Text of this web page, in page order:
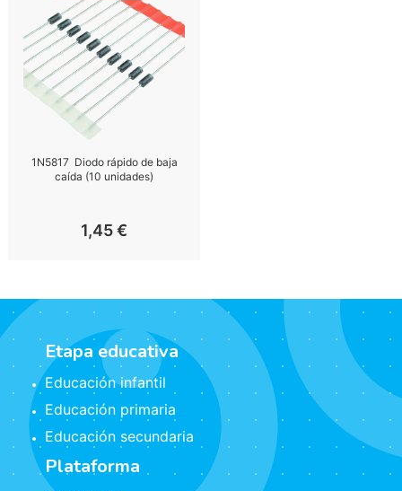
1N5817  Diodo rápido de baja
caída (10 unidades)
1,45 €
Etapa educativa
Educación infantil
Educación primaria
Educación secundaria
Plataforma